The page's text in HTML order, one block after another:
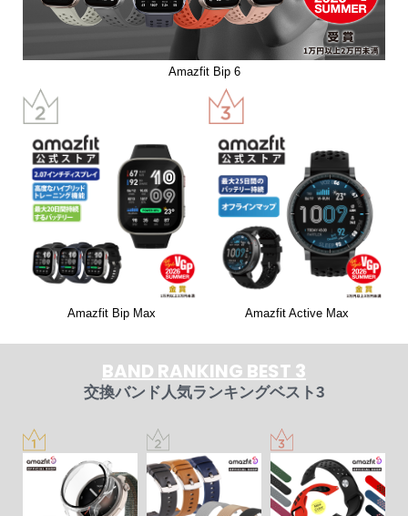
Amazfit Bip 6
Amazfit Bip Max Amazfit Active Max
BAND RANKING BEST 3
交換バンド人気ランキングベスト3